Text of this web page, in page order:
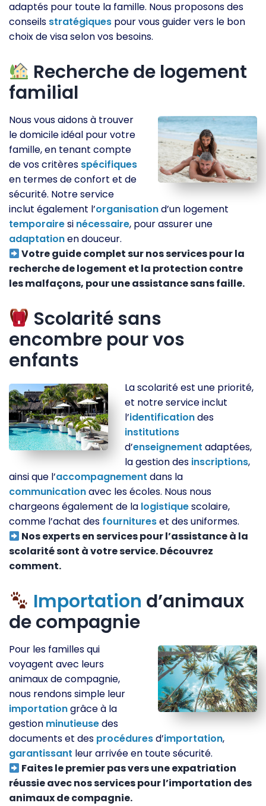
adaptés pour toute la famille. Nous proposons des
conseils stratégiques pour vous guider vers le bon
choix de visa selon vos besoins.
Recherche de logement
familial
Nous vous aidons à trouver
le domicile idéal pour votre
famille, en tenant compte
de vos critères spécifiques
en termes de confort et de
sécurité. Notre service
inclut également l’organisationd’un logement
temporairesi nécessaire, pour assurer une
adaptationen douceur.
Votre guide complet sur nos services pour la
recherche de logement et la protection contre
les malfaçons, pour une assistance sans faille.
Scolarité sans
encombre pour vos
enfants
La scolarité est une priorité,
et notre service inclut
l’identificationdes
institutions
d’enseignement adaptées,
la gestion des inscriptions,
ainsi que l’accompagnement dans la
communicationavec les écoles. Nous nous
chargeons également de la logistiquescolaire,
comme l’achat des fournitureset des uniformes.
Nos experts en services pour l’assistance à la
scolarité sont à votre service. Découvrez
comment.
Importation d’animaux
de compagnie
Pour les familles qui
voyagent avec leurs
animaux de compagnie,
nous rendons simple leur
importationgrâce à la
gestion minutieusedes
documents et des procéduresd’importation,
garantissant leur arrivée en toute sécurité.
Faites le premier pas vers une expatriation
réussie avec nos services pour l’importation des
animaux de compagnie.